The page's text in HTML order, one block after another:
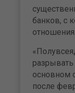
банков, с
отношения.
основном
после